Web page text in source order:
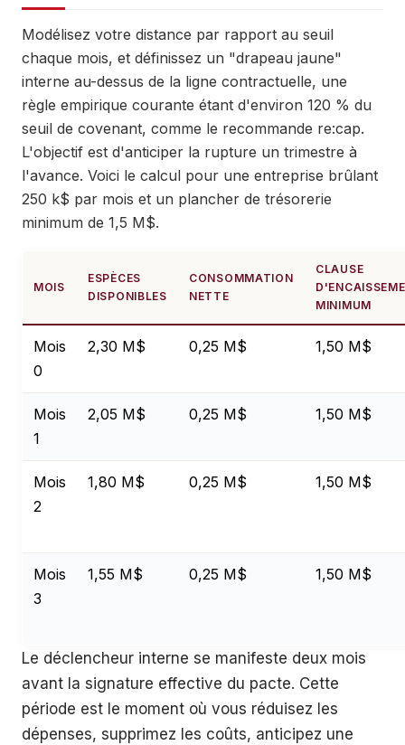
Modélisez votre distance par rapport au seuil
chaque mois, et définissez un "drapeau jaune"
interne au-dessus de la ligne contractuelle, une
règle empirique courante étant d'environ 120 % du
seuil de covenant, comme le recommande re:cap.
L'objectif est d'anticiper la rupture un trimestre à
l'avance. Voici le calcul pour une entreprise brûlant
250 k$ par mois et un plancher de trésorerie
minimum de 1,5 M$.
MOIS
ESPÈCES
DISPONIBLES
CONSOMMATION
NETTE
CLAUSE
MINIMUM
Mois
0
2,30 M$ 0,25 M$ 1,50 M$
Mois
1
2,05 M$ 0,25 M$ 1,50 M$
Mois
2
1,80 M$ 0,25 M$ 1,50 M$
Mois
3
1,55 M$ 0,25 M$ 1,50 M$
Le déclencheur interne se manifeste deux mois
avant la signature effective du pacte. Cette
période est le moment où vous réduisez les
dépenses, supprimez les coûts, anticipez une